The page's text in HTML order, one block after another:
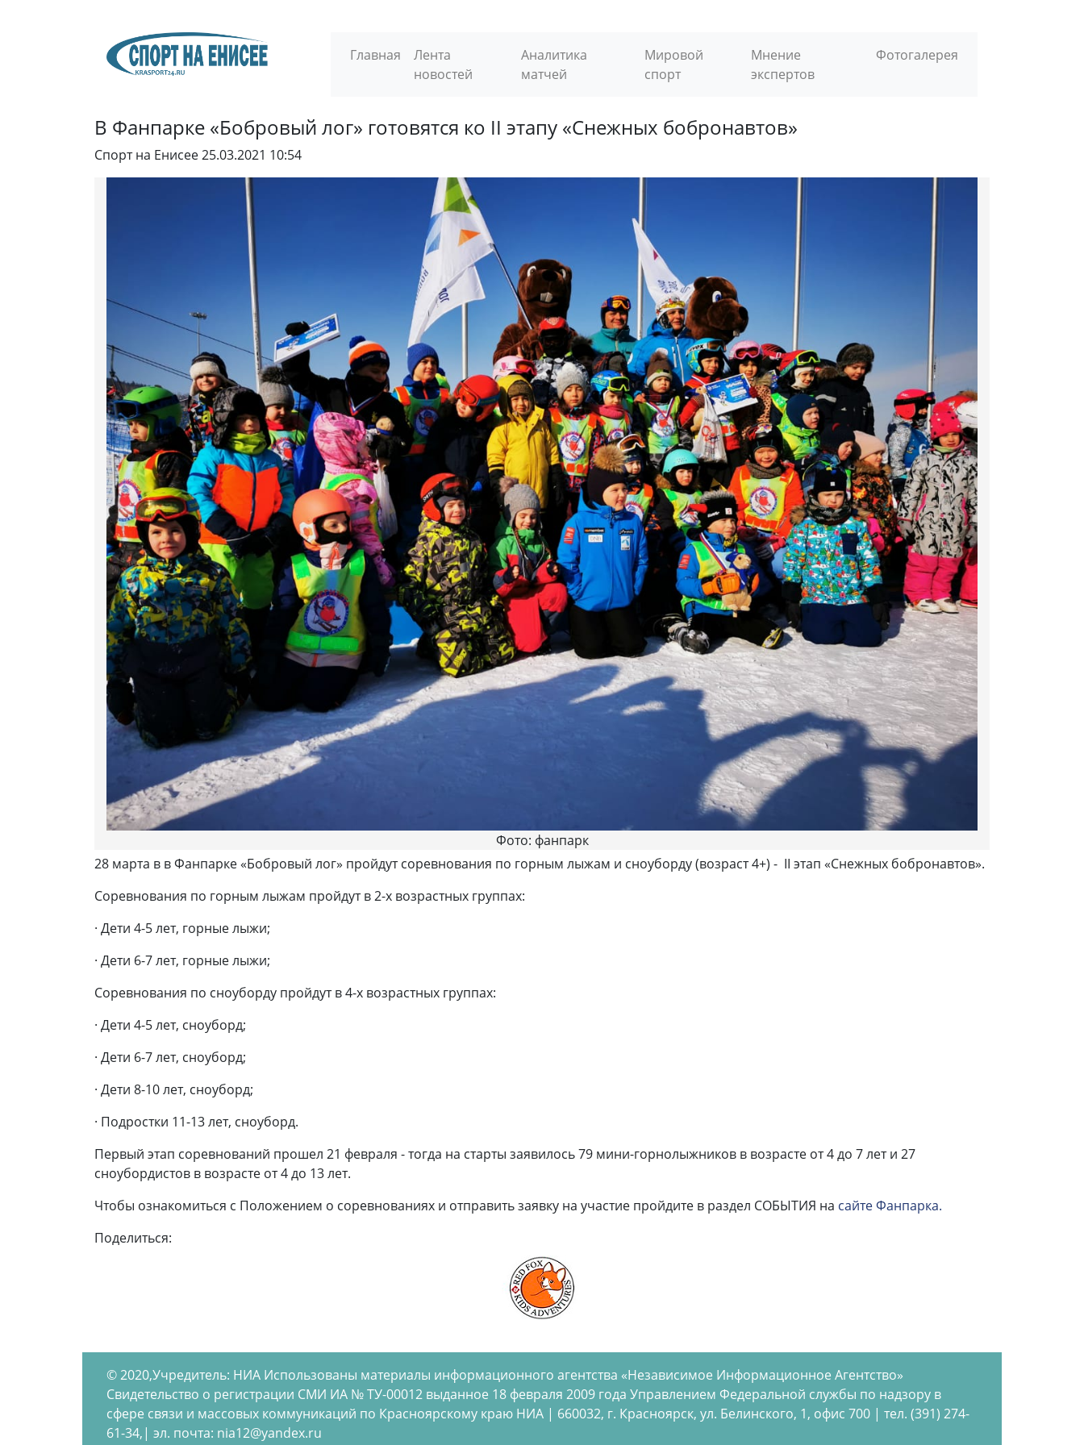
Главная
Лента
новостей
Аналитика
матчей
Мировой
спорт
Мнение
экспертов
Фотогалерея
В Фанпарке «Бобровый лог» готовятся ко II этапу «Снежных бобронавтов»
Спорт на Енисее25.03.2021 10:54
Фото: фанпарк
28 марта в в Фанпарке «Бобровый лог» пройдут соревнования по горным лыжам и сноуборду (возраст 4+) - II этап «Снежных бобронавтов».
Соревнования по горным лыжам пройдут в 2-х возрастных группах:
· Дети 4-5 лет, горные лыжи;
· Дети 6-7 лет, горные лыжи;
Соревнования по сноуборду пройдут в 4-х возрастных группах:
· Дети 4-5 лет, сноуборд;
· Дети 6-7 лет, сноуборд;
· Дети 8-10 лет, сноуборд;
· Подростки 11-13 лет, сноуборд.
Первый этап соревнований прошел 21 февраля - тогда на старты заявилось 79 мини-горнолыжников в возрасте от 4 до 7 лет и 27
сноубордистов в возрасте от 4 до 13 лет.
Чтобы ознакомиться с Положением о соревнованиях и отправить заявку на участие пройдите в раздел СОБЫТИЯ на сайте Фанпарка.
Поделиться:
© 2020,Учредитель: НИА Использованы материалы информационного агентства «Независимое Информационное Агентство»
Свидетельство о регистрации СМИ ИА № ТУ-00012 выданное 18 февраля 2009 года Управлением Федеральной службы по надзору в
сфере связи и массовых коммуникаций по Красноярскому краю НИА | 660032, г. Красноярск, ул. Белинского, 1, офис 700 | тел. (391) 274-
61-34,| эл. почта: nia12@yandex.ru